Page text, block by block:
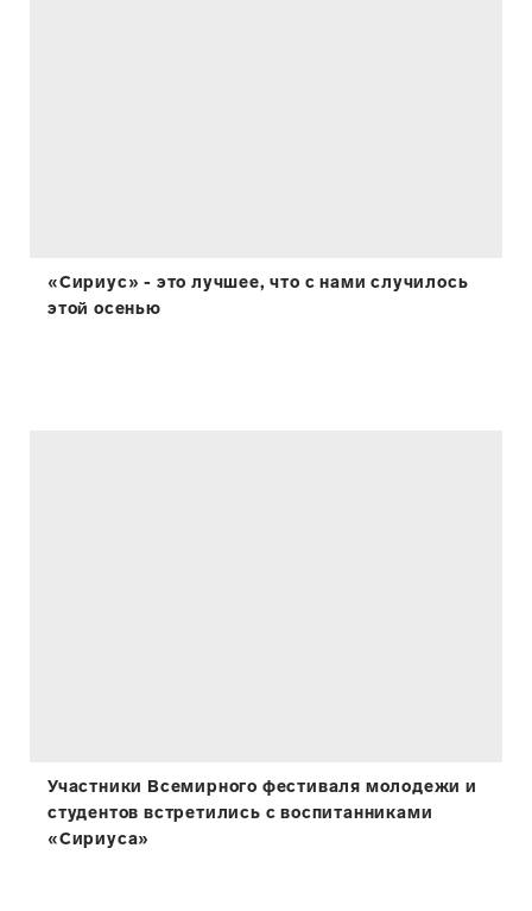
«Сириус» - это лучшее, что с нами случилось
этой осенью
Участники Всемирного фестиваля молодежи и
студентов встретились с воспитанниками
«Сириуса»